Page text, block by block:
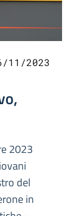
11/2023
2023
del
in